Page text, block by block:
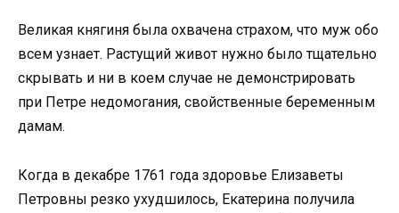
Великая княгиня была охвачена страхом, что муж обо
всем узнает. Растущий живот нужно было тщательно
скрывать и ни в коем случае не демонстрировать
при Петре недомогания, свойственные беременным
дамам.
Когда в декабре 1761 года здоровье Елизаветы
Петровны резко ухудшилось, Екатерина получила